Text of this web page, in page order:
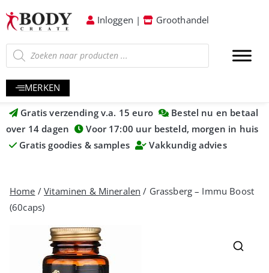
Inloggen | Groothandel
MERKEN
Gratis verzending v.a. 15 euro
Bestel nu en betaal
over 14 dagen
Voor 17:00 uur besteld, morgen in huis
Gratis goodies & samples
Vakkundig advies
Home /Vitaminen & Mineralen / Grassberg – Immu Boost
(60caps)